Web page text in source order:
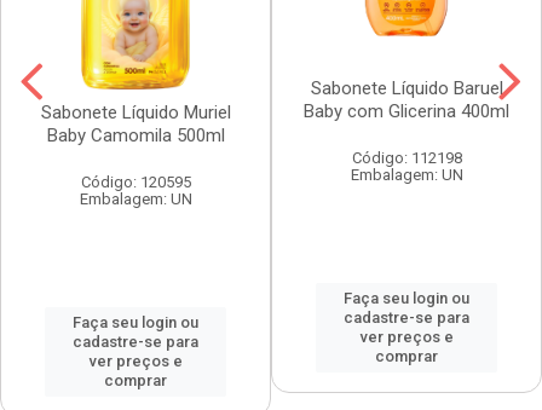
Sabonete Líquido Muriel
Baby Camomila 500ml
Código: 120595
Embalagem: UN
Faça seu login ou
cadastre-se para
ver preços e
comprar
Sabonete Líquido Baruel
Baby com Glicerina 400ml
Código: 112198
Embalagem: UN
Faça seu login ou
cadastre-se para
ver preços e
comprar